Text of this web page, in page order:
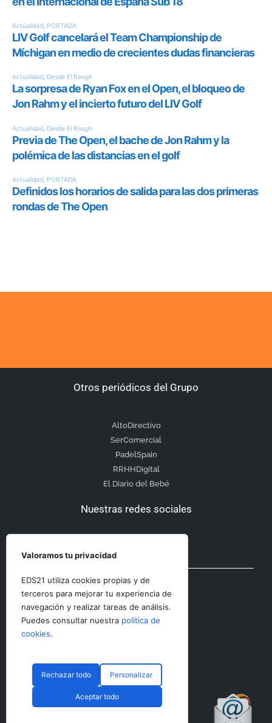
Otros periódicos del Grupo
AltoDirectivo
SerComercial
PadelSpain
RRHHDigital
El Diario del Bebé
Nuestras redes sociales
Otras secciones
Contacto
© CopyRight 2023 RRHHDigital
Valoramos tu privacidad
EDS21 utiliza cookies propias y de
terceros para mejorar tu experiencia de
navegación y realizar tareas de análisis.
Puedes consultar nuestra política de
cookies.
Rechazar todo Personalizar
Aceptar todo